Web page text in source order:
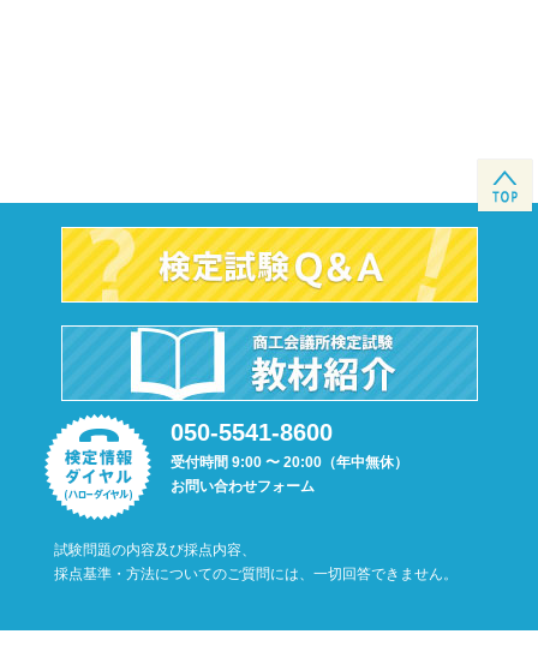
050-5541-8600
受付時間 9:00 〜 20:00（年中無休）
お問い合わせフォーム
試験問題の内容及び採点内容、
採点基準・方法についてのご質問には、一切回答できません。